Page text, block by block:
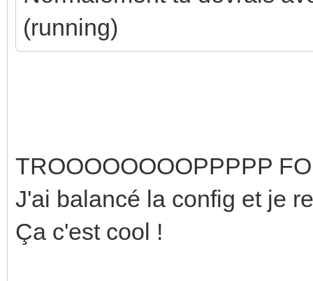
(running)
TROOOOOOOOPPPPP
J'ai balancé la config et je
Ça c'est cool !